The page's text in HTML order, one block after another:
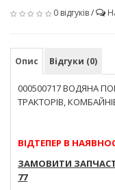
0 відгуків/
Опис Відгуки (0)
000500717 ВОДЯНА
ТРАКТОРІВ, КОМБАЙНІВ
ВІДТЕПЕР В
ЗАМОВИТИ
77